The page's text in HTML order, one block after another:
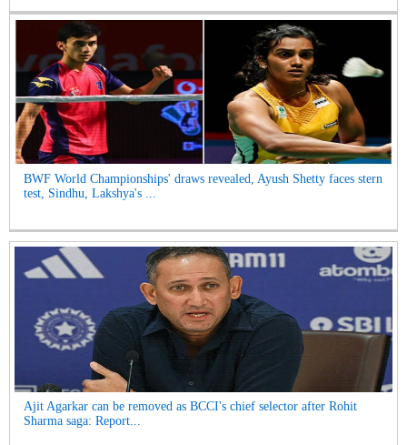
BWF World Championships' draws revealed, Ayush Shetty faces stern
test, Sindhu, Lakshya's ...
Ajit Agarkar can be removed as BCCI's chief selector after Rohit
Sharma saga: Report...